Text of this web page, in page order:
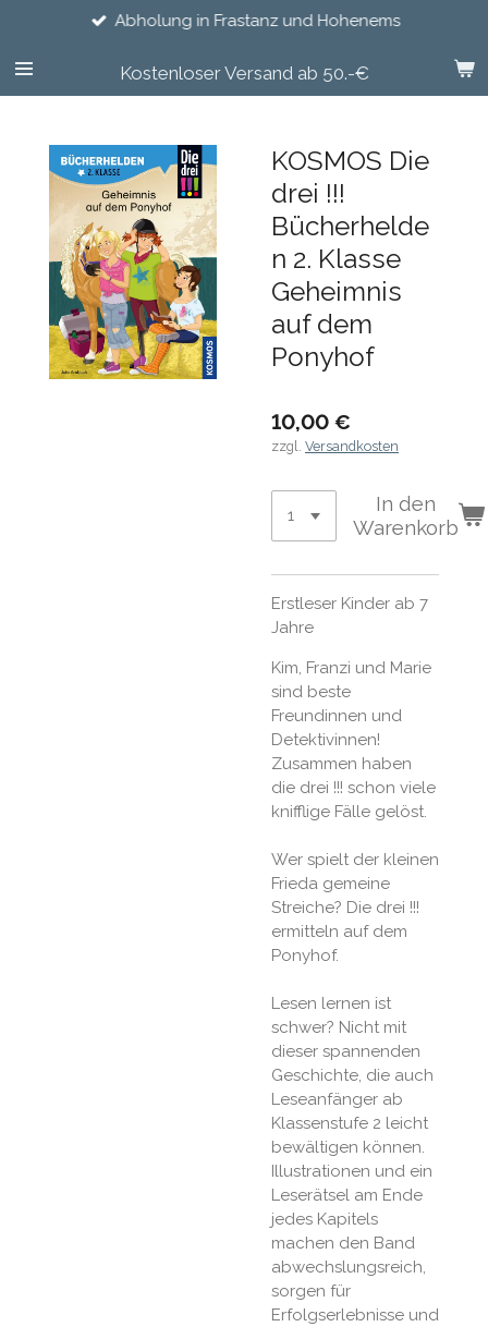
springen
Kostenloser Versand ab 50.-€
Abholung in Frastanz und Hohenems
KOSMOS Die
drei !!!
Bücherhelde
n 2. Klasse
Geheimnis
auf dem
Ponyhof
10,00 €
zzgl. Versandkosten
In den
Warenkorb
Erstleser Kinder ab 7
Jahre
Kim, Franzi und Marie
sind beste
Freundinnen und
Detektivinnen!
Zusammen haben
die drei !!! schon viele
knifflige Fälle gelöst.
Wer spielt der kleinen
Frieda gemeine
Streiche? Die drei !!!
ermitteln auf dem
Ponyhof.
Lesen lernen ist
schwer? Nicht mit
dieser spannenden
Geschichte, die auch
Leseanfänger ab
Klassenstufe 2 leicht
bewältigen können.
Illustrationen und ein
Leserätsel am Ende
jedes Kapitels
machen den Band
abwechslungsreich,
sorgen für
Erfolgserlebnisse und